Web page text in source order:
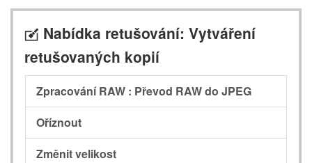
N Nabídka retušování: Vytváření
retušovaných kopií
Zpracování RAW : Převod RAW do JPEG
Oříznout
Změnit velikost